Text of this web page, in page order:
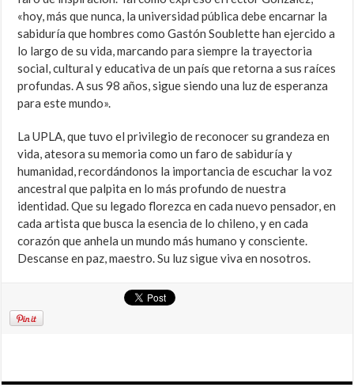
«hoy, más que nunca, la universidad pública debe encarnar la
sabiduría que hombres como Gastón Soublette han ejercido a
lo largo de su vida, marcando para siempre la trayectoria
social, cultural y educativa de un país que retorna a sus raíces
profundas. A sus 98 años, sigue siendo una luz de esperanza
para este mundo».
La UPLA, que tuvo el privilegio de reconocer su grandeza en
vida, atesora su memoria como un faro de sabiduría y
humanidad, recordándonos la importancia de escuchar la voz
ancestral que palpita en lo más profundo de nuestra
identidad. Que su legado florezca en cada nuevo pensador, en
cada artista que busca la esencia de lo chileno, y en cada
corazón que anhela un mundo más humano y consciente.
Descanse en paz, maestro. Su luz sigue viva en nosotros.